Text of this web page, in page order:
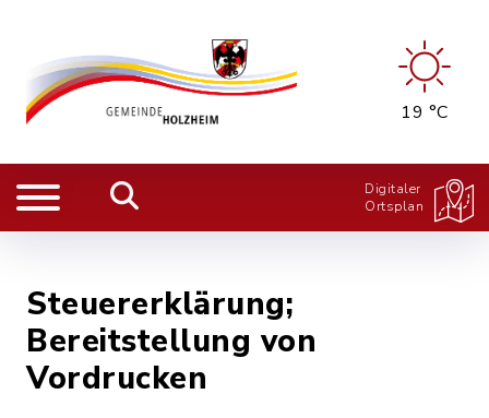
19 °C
Digitaler
Ortsplan
Steuererklärung;
Bereitstellung von
Vordrucken